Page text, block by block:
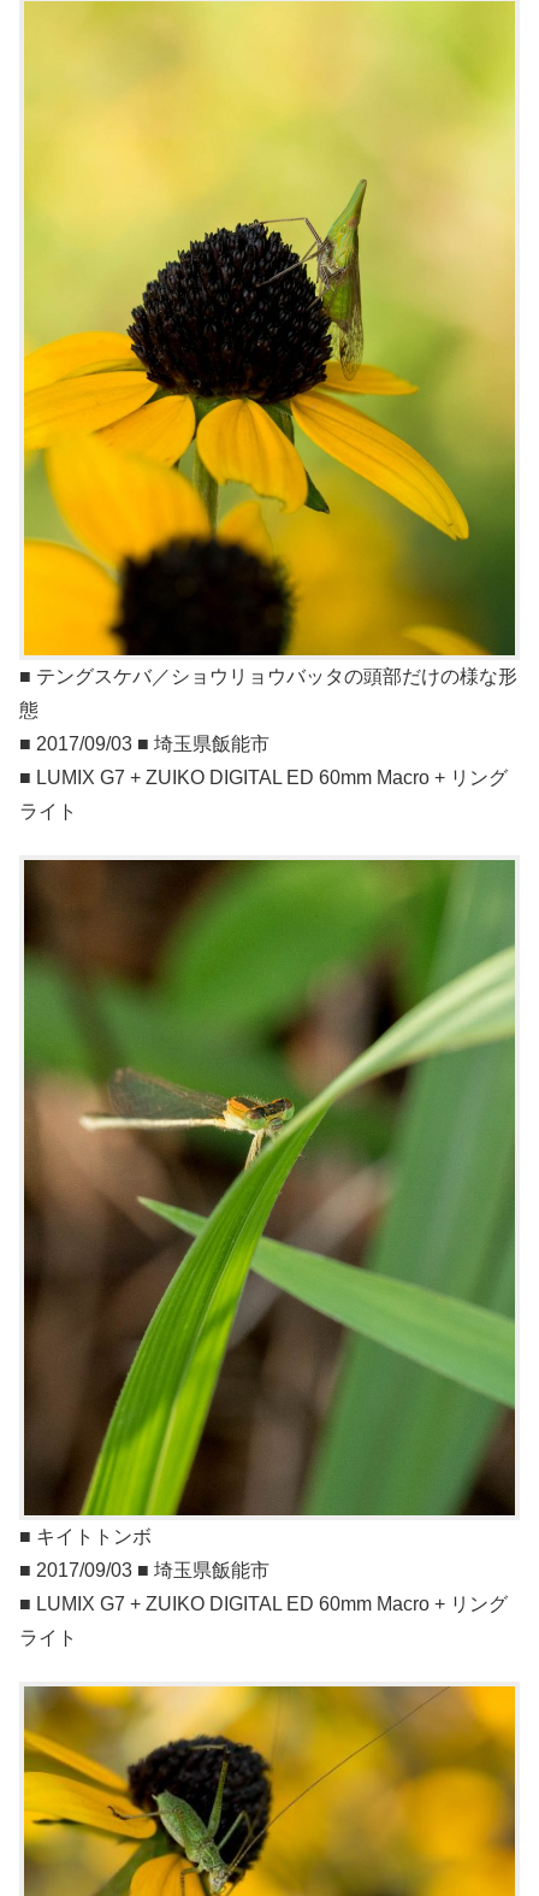
■ テングスケバ／ショウリョウバッタの頭部だけの様な形
態
■ 2017/09/03 ■ 埼玉県飯能市
■ LUMIX G7 + ZUIKO DIGITAL ED 60mm Macro + リング
ライト
■ キイトトンボ
■ 2017/09/03 ■ 埼玉県飯能市
■ LUMIX G7 + ZUIKO DIGITAL ED 60mm Macro + リング
ライト